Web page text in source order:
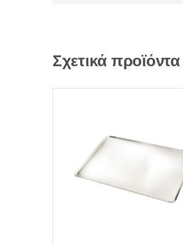
Σχετικά προϊόντα